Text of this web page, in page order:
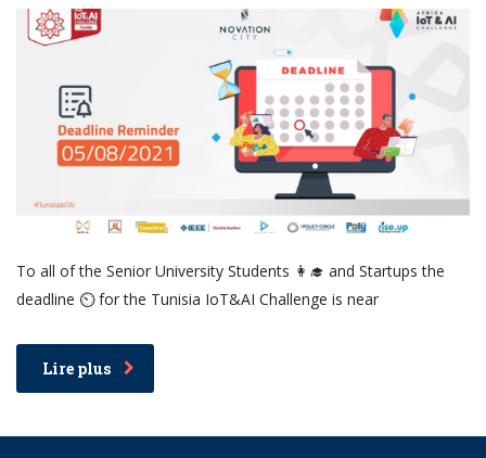
To all of the Senior University Students 👩‍🎓 and Startups the
deadline ⏲️ for the Tunisia IoT&AI Challenge is near
Lire plus